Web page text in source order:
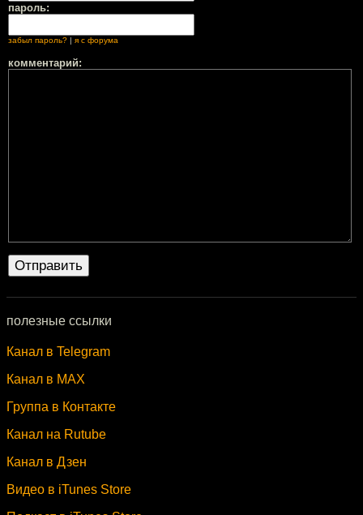
пароль:
забыл пароль? | я с форума
комментарий:
полезные ссылки
Канал в Telegram
Канал в MAX
Группа в Контакте
Канал на Rutube
Канал в Дзен
Видео в iTunes Store